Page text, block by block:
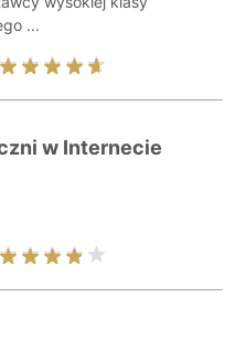
...
w Internecie